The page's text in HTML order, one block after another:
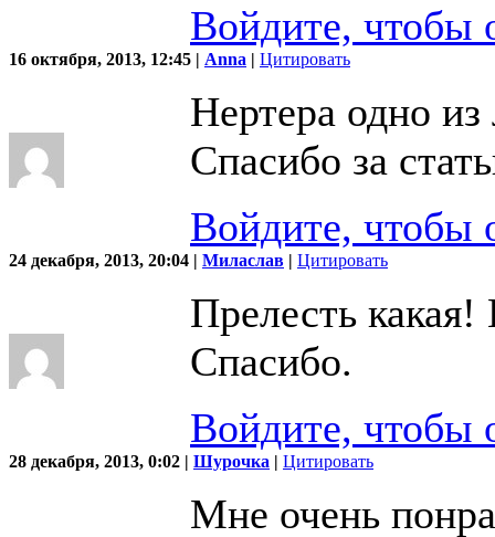
Войдите, чтобы
16 октября, 2013, 12:45 | Anna | Цитировать
Нертера одно
Спасибо за
Войдите, чтобы
24 декабря, 2013, 20:04 | Миласлав | Цитировать
Прелесть
Спасибо.
Войдите, чтобы
28 декабря, 2013, 0:02 | Шурочка | Цитировать
Мне очень